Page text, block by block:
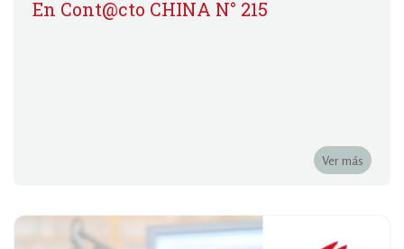
En Cont@cto CHINA N° 215
Ver más